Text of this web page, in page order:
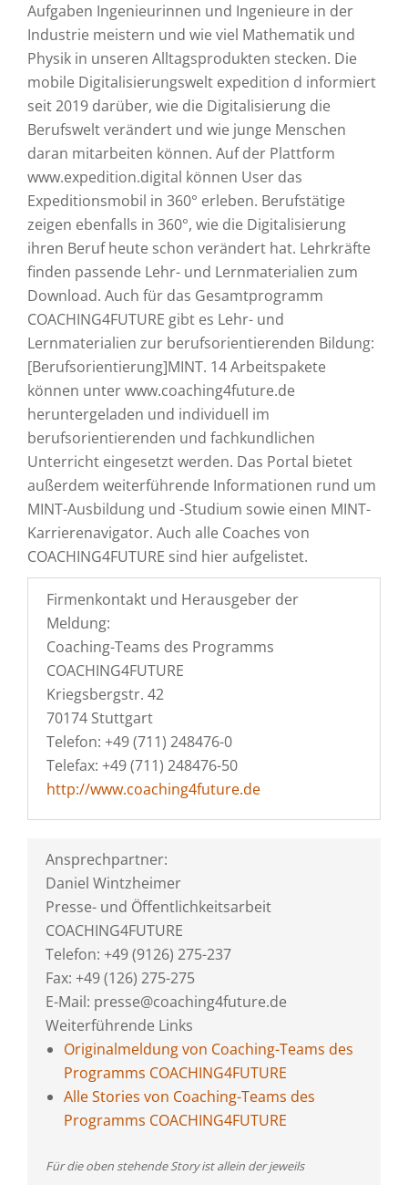
Aufgaben Ingenieurinnen und Ingenieure in der
Industrie meistern und wie viel Mathematik und
Physik in unseren Alltagsprodukten stecken. Die
mobile Digitalisierungswelt expedition d informiert
seit 2019 darüber, wie die Digitalisierung die
Berufswelt verändert und wie junge Menschen
daran mitarbeiten können. Auf der Plattform
www.expedition.digital können User das
Expeditionsmobil in 360° erleben. Berufstätige
zeigen ebenfalls in 360°, wie die Digitalisierung
ihren Beruf heute schon verändert hat. Lehrkräfte
finden passende Lehr- und Lernmaterialien zum
Download. Auch für das Gesamtprogramm
COACHING4FUTURE gibt es Lehr- und
Lernmaterialien zur berufsorientierenden Bildung:
[Berufsorientierung]MINT. 14 Arbeitspakete
können unter www.coaching4future.de
heruntergeladen und individuell im
berufsorientierenden und fachkundlichen
Unterricht eingesetzt werden. Das Portal bietet
außerdem weiterführende Informationen rund um
MINT-Ausbildung und -Studium sowie einen MINT-
Karrierenavigator. Auch alle Coaches von
COACHING4FUTURE sind hier aufgelistet.
Firmenkontakt und Herausgeber der
Meldung:
Coaching-Teams des Programms
COACHING4FUTURE
Kriegsbergstr. 42
70174 Stuttgart
Telefon: +49 (711) 248476-0
Telefax: +49 (711) 248476-50
http://www.coaching4future.de
Ansprechpartner:
Daniel Wintzheimer
Presse- und Öffentlichkeitsarbeit
COACHING4FUTURE
Telefon: +49 (9126) 275-237
Fax: +49 (126) 275-275
E-Mail: presse@coaching4future.de
Weiterführende Links
Originalmeldung von Coaching-Teams des
Programms COACHING4FUTURE
Alle Stories von Coaching-Teams des
Programms COACHING4FUTURE
Für die oben stehende Story ist allein der jeweils